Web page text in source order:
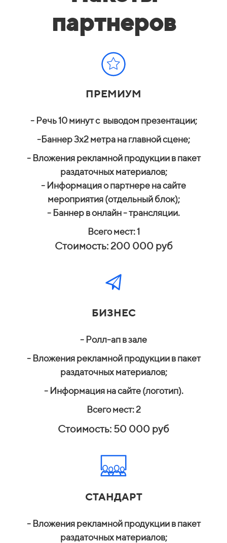
партнеров
ПРЕМИУМ
- Речь 10 минут с выводом презентации;
-Баннер 3х2 метра на главной сцене;
- Вложения рекламной продукции в пакет
раздаточных материалов;
- Информация о партнере на сайте
мероприятия (отдельный блок);
- Баннер в онлайн - трансляции.
Всего мест: 1
Стоимость: 200 000 руб
БИЗНЕС
- Ролл-ап в зале
- Вложения рекламной продукции в пакет
раздаточных материалов;
- Информация на сайте (логотип).
Всего мест: 2
Стоимость: 50 000 руб
СТАНДАРТ
- Вложения рекламной продукции в пакет
раздаточных материалов;